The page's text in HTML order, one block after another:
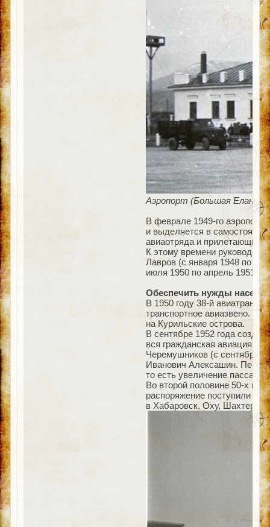
Аэропорт (Большая Елань) в
В феврале 1949-го аэропорт
и выделяется в
авиаотряда и прилетающих
К этому времени
Лавров (с января 1948 по
июля 1950 по апрель 1951) и
Обеспечить нужды
В 1950 году 38-й
транспортное авиазвено.
на Курильские острова.
В сентябре 1952 года
вся гражданская авиация
Черемушников (с сентября
Иванович Алексашин. Перед
то есть увеличение
Во второй половине 50-х
распоряжение поступили
в Хабаровск, Оху, Шахтерск,